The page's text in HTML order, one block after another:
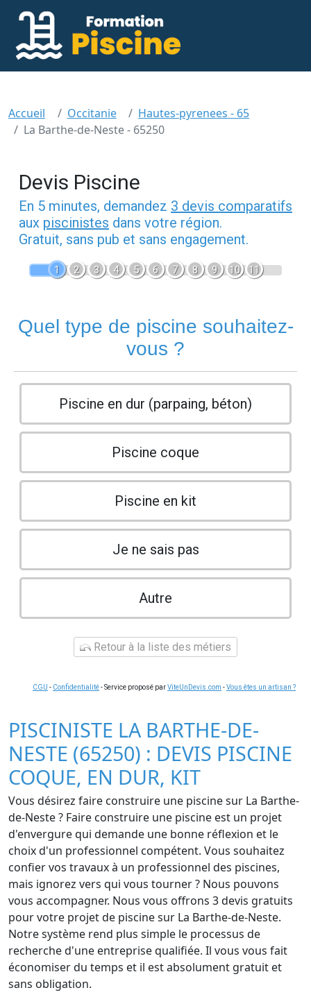
Accueil Occitanie
Hautes-pyrenees - 65
La Barthe-de-Neste - 65250
Devis Piscine
En 5 minutes, demandez 3 devis comparatifs
aux piscinistes dans votre région.
Gratuit, sans pub et sans engagement.
1 2 3 4 5 6 7 8 9 10 11
Quel type de piscine souhaitez-
vous ?
Piscine en dur (parpaing, béton)
Piscine coque
Piscine en kit
Je ne sais pas
Autre
Retour à la liste des métiers
CGU - Confidentialité- Service proposé parViteUnDevis.com -Vous êtes un artisan ?
PISCINISTE LA BARTHE-DE-
NESTE (65250) : DEVIS PISCINE
COQUE, EN DUR, KIT
Vous désirez faire construire une piscine sur La Barthe-
de-Neste ? Faire construire une piscine est un projet
d'envergure qui demande une bonne réflexion et le
choix d'un professionnel compétent. Vous souhaitez
confier vos travaux à un professionnel des piscines,
mais ignorez vers qui vous tourner ? Nous pouvons
vous accompagner. Nous vous offrons 3 devis gratuits
pour votre projet de piscine sur La Barthe-de-Neste.
Notre système rend plus simple le processus de
recherche d'une entreprise qualifiée. Il vous vous fait
économiser du temps et il est absolument gratuit et
sans obligation.